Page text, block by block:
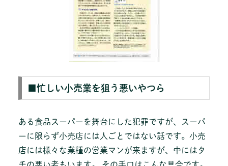
■忙しい小売業を狙う悪いやつら
ある食品スーパーを舞台にした犯罪ですが、スーパ
ーに限らず小売店には人ごとではない話です。小売
店には様々な業種の営業マンが来ますが、中にはタ